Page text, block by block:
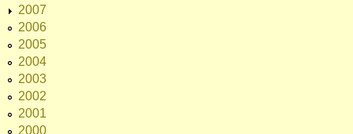
2007
2006
2005
2004
2003
2002
2001
2000